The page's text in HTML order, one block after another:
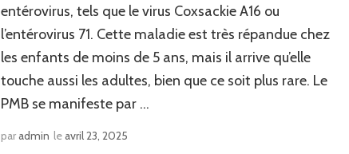
entérovirus, tels que le virus Coxsackie A16 ou
l’entérovirus 71. Cette maladie est très répandue chez
les enfants de moins de 5 ans, mais il arrive qu’elle
touche aussi les adultes, bien que ce soit plus rare. Le
PMB se manifeste par …
paradmin leavril 23, 2025